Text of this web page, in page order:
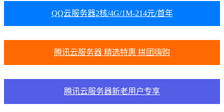
QQ云服务器2核/4G/1M-214元/首年
腾讯云服务器 精选特惠 拼团嗨购
腾讯云服务器新老用户专享